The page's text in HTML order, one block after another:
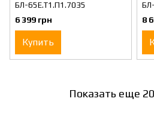
БЛ-65Е.Т1.П1.7035
6 399 грн
Купить
8
Показать еще